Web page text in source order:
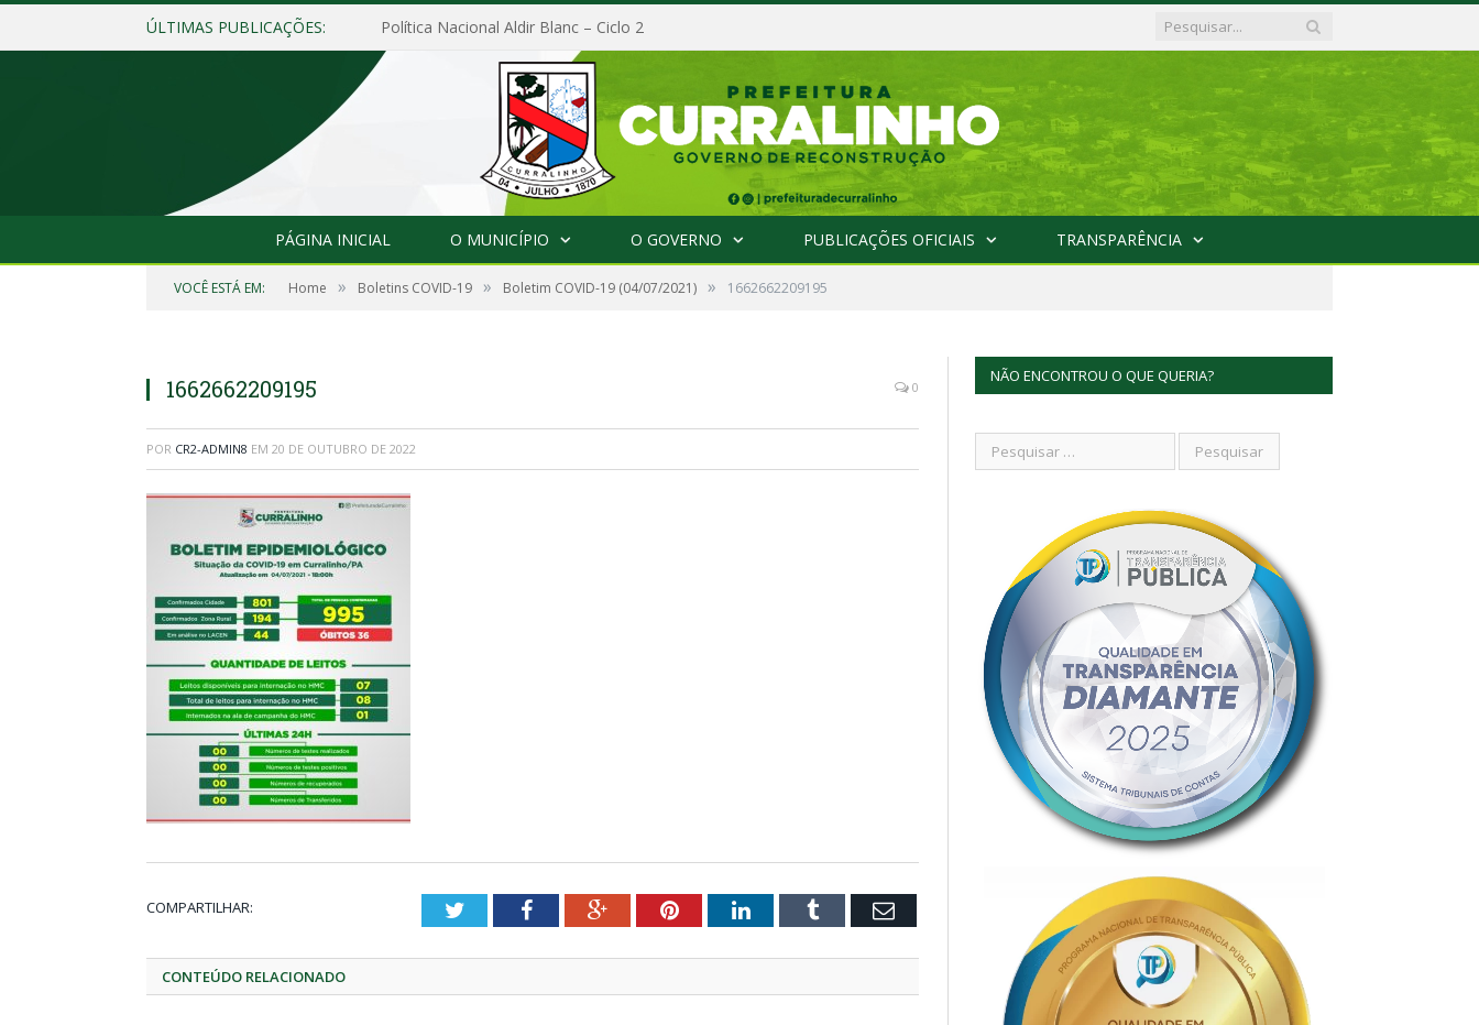
ÚLTIMAS PUBLICAÇÕES: Política Nacional Aldir Blanc – Ciclo 2
PÁGINA INICIAL O MUNICÍPIO O GOVERNO PUBLICAÇÕES OFICIAIS TRANSPARÊNCIA
VOCÊ ESTÁ EM: Home » Boletins COVID-19 » Boletim COVID-19 (04/07/2021) » 1662662209195
1662662209195 0
POR CR2-ADMIN8 EM 20 DE OUTUBRO DE 2022
COMPARTILHAR: TwitterFacebookGoogle+PinterestLinkedInTumblr Email
CONTEÚDO RELACIONADO
NÃO ENCONTROU O QUE QUERIA?